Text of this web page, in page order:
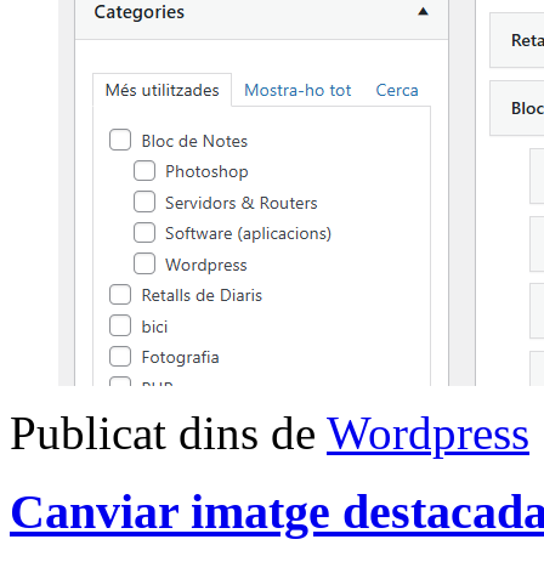
Publicat dins de Wordpress
Canviar imatge